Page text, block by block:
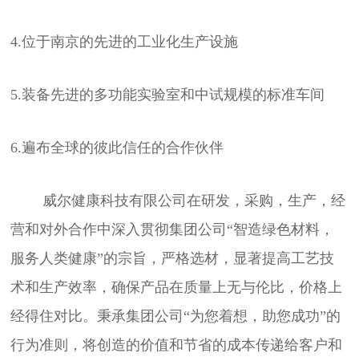
4.位于南京的先进的工业化生产设施
5.装备先进的多功能实验室和中试规模的标准车间
6.遍布全球的彼此信任的合作伙伴
威尔健康科技有限公司在研发，采购，生产，经
营和对外合作中深入贯彻集团公司“智造绿色材料，
服务人类健康”的宗旨，严格选材，显著提高工艺技
术和生产效率，确保产品在质量上无与伦比，价格上
经得住对比。秉承集团公司“为您着想，助您成功”的
行为准则，将创造的价值和节省的成本传递给客户和